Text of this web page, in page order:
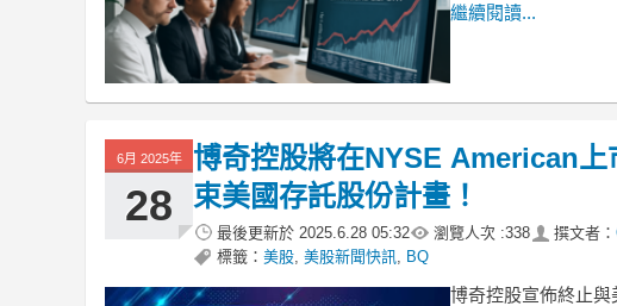
繼續閱讀...
6月 2025年
28
博奇控股將在NYSE American
束美國存託股份計畫！
最後更新於 2025.6.28 05:32 瀏覽人次 :338 撰文者：
標籤： 美股 美股新聞快訊 BQ
博奇控股宣佈終止